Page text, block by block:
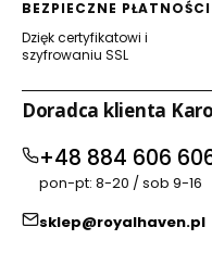
BEZPIECZNE PŁATNOŚCI
Dzięk certyfikatowi i
szyfrowaniu SSL
Doradca klienta
+48 884 606
pon-pt: 8-20 / sob 9-16
sklep@royalhaven.pl